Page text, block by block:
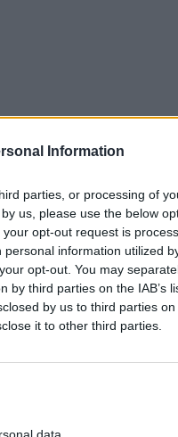
Information
parties, or processing of
us, please use the below
opt-out request is
information utilized
opt-out. You may
third parties on the IAB’s
by us to third parties on
it to other third parties.
data.
Yoga. Τώρα φαίνεται
5MP, μπαταρία
το μικρό του αδερφάκι,
προσθέστε μας στον RSS